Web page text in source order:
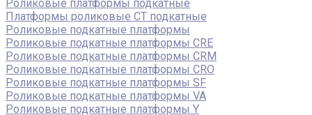
Роликовые платформы подкатные
Платформы роликовые СТ подкатные
Роликовые подкатные платформы
Роликовые подкатные платформы CRE
Роликовые подкатные платформы CRM
Роликовые подкатные платформы CRO
Роликовые подкатные платформы SF
Роликовые подкатные платформы VA
Роликовые подкатные платформы Y